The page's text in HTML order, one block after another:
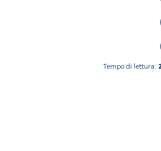
Tempo di lettura: